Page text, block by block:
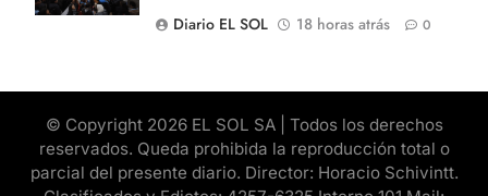
Diario EL SOL
18 horas atrás 0
© Copyright 2026 EL SOL SA | Todos los derechos
reservados. Queda prohibida la reproducción total o
parcial del presente diario. Director: Horacio Schivintt.